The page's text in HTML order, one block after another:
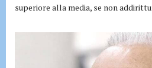
superiore alla media, se non